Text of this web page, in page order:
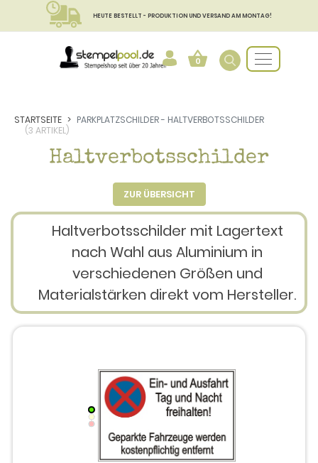
HEUTE BESTELLT - PRODUKTION UND VERSAND AM MONTAG!
0
STARTSEITE
PARKPLATZSCHILDER - HALTVERBOTSSCHILDER
(3 ARTIKEL)
Haltverbotsschilder
ZUR ÜBERSICHT
Haltverbotsschilder mit Lagertext
nach Wahl aus Aluminium in
verschiedenen Größen und
Materialstärken direkt vom Hersteller.